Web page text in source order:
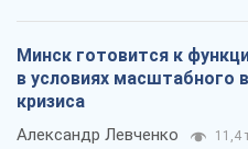
Минск готовится к
в условиях масштабного
кризиса
Александр Левченко 11,4